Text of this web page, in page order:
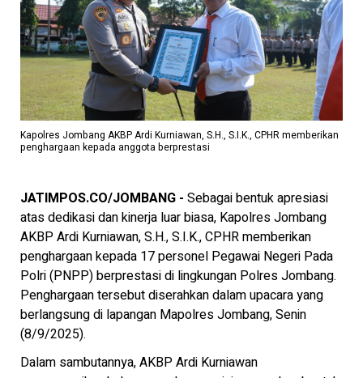
Kapolres Jombang AKBP Ardi Kurniawan, S.H., S.I.K., CPHR memberikan
penghargaan kepada anggota berprestasi
JATIMPOS.CO/JOMBANG - Sebagai bentuk apresiasi
atas dedikasi dan kinerja luar biasa, Kapolres Jombang
AKBP Ardi Kurniawan, S.H., S.I.K., CPHR memberikan
penghargaan kepada 17 personel Pegawai Negeri Pada
Polri (PNPP) berprestasi di lingkungan Polres Jombang.
Penghargaan tersebut diserahkan dalam upacara yang
berlangsung di lapangan Mapolres Jombang, Senin
(8/9/2025).
Dalam sambutannya, AKBP Ardi Kurniawan